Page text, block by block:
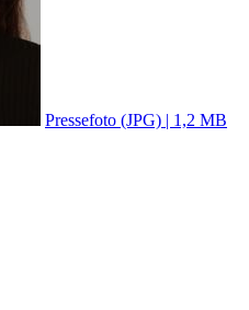
Pressefoto (JPG) | 1,2 MB